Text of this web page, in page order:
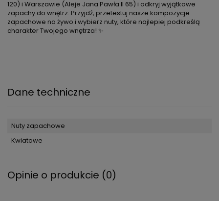
120) i Warszawie (Aleje Jana Pawła II 65) i odkryj wyjątkowe
zapachy do wnętrz. Przyjdź, przetestuj nasze kompozycje
zapachowe na żywo i wybierz nuty, które najlepiej podkreślą
charakter Twojego wnętrza! ✨
Dane techniczne
Nuty zapachowe
Kwiatowe
Opinie o produkcie (0)